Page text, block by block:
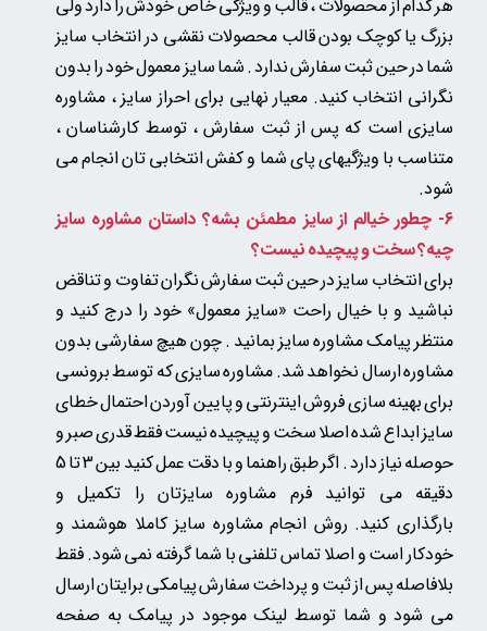
هر کدام از محصولات ، قالب و ویژگی خاص خودش را دارد ولی
بزرگ یا کوچک بودن قالب محصولات نقشی در انتخاب سایز
شما در حین ثبت سفارش ندارد . شما سایز معمول خود را بدون
نگرانی انتخاب کنید. معیار نهایی برای احراز سایز ، مشاوره
سایزی است که پس از ثبت سفارش ، توسط کارشناسان ،
متناسب با ویژگیهای پای شما و کفش انتخابی تان انجام می
شود.​​​​​​​
6- چطور خیالم از سایز مطمئن بشه؟ داستان مشاوره سایز
چیه؟ سخت و پیچیده نیست؟
برای انتخاب سایز در حین ثبت سفارش نگران تفاوت و تناقض
نباشید و با خیال راحت «سایز معمول» خود را درج کنید و
منتظر پیامک مشاوره سایز بمانید . چونهیچ سفارشی بدون
مشاوره ارسال نخواهد شد.مشاوره سایزی که توسط برونسی
برای بهینه سازی فروش اینترنتی و پایین آوردن احتمال خطای
سایز ابداع شده اصلا سخت و پیچیده نیست فقط قدری صبر و
حوصله نیاز دارد . اگر طبق راهنما و با دقت عمل کنید بین 3 تا 5
دقیقه می توانید فرم مشاوره سایزتان را تکمیل و
بارگذاری کنید. روش انجام مشاوره سایز کاملا هوشمند و
خودکار است و اصلا تماس تلفنی با شما گرفته نمی شود. فقط
بلافاصله پس از ثبت و پرداخت سفارش پیامکی برایتان ارسال
می شود و شما توسط لینک موجود در پیامک به صفحه